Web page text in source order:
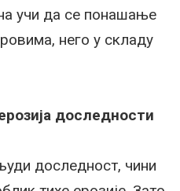
учи да се понашање
него у складу
доследности
доследност, чини